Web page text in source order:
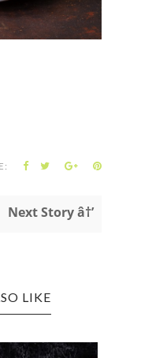
Next Story â†’
LIKE